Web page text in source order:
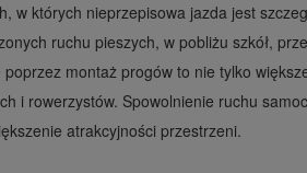
w których nieprzepisowa jazda jest
ruchu pieszych, w pobliżu szkół,
montaż progów to nie tylko
i rowerzystów. Spowolnienie ruchu
atrakcyjności przestrzeni.